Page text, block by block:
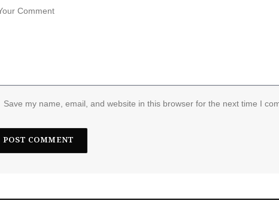
Save my name, email, and website in this browser for the next time I